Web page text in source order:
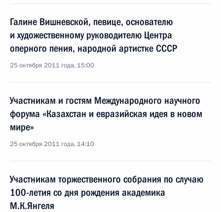
Галине Вишневской, певице, основателю
и художественному руководителю Центра
оперного пения, народной артистке СССР
25 октября 2011 года, 15:00
Участникам и гостям Международного научного
форума «Казахстан и евразийская идея в новом
мире»
25 октября 2011 года, 14:10
Участникам торжественного собрания по случаю
100-летия со дня рождения академика
М.К.Янгеля